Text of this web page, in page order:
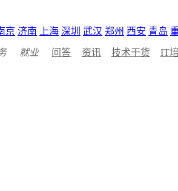
京 济南 上海 深圳 武汉 郑州 西安 青岛
就业 问答 资讯 技术干货 IT